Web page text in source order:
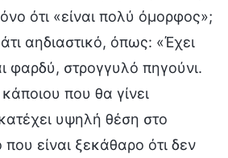
ότι «είναι πολύ όμορφος»;
αηδιαστικό, όπως: «Έχει
φαρδύ, στρογγυλό πηγούνι.
που θα γίνει
υψηλή θέση στο
είναι ξεκάθαρο ότι δεν